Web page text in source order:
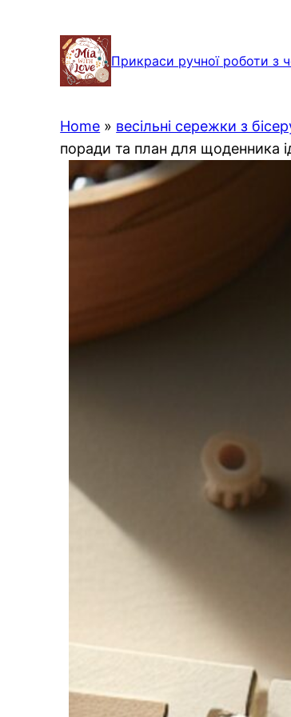
Прикраси ручної роботи з
Home » весільні сережки з
поради та план для щоденника